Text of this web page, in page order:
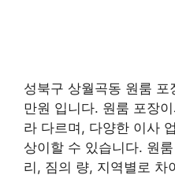
성북구 상월곡동 원룸
만원 입니다. 원룸 포장
라 다르며, 다양한 이사
상이할 수 있습니다. 원
리, 짐의 량, 지역별로 차